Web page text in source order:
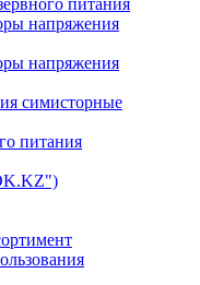
напряжения
напряжения
симисторные
питания